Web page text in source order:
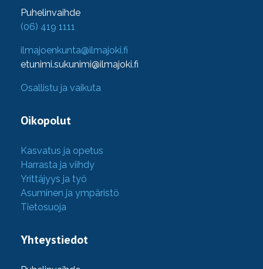
Puhelinvaihde
(06) 419 1111
ilmajoenkunta@ilmajoki.fi
etunimi.sukunimi@ilmajoki.fi
Osallistu ja vaikuta
Oikopolut
Kasvatus ja opetus
Harrasta ja viihdy
Yrittäjyys ja työ
Asuminen ja ympäristö
Tietosuoja
Yhteystiedot